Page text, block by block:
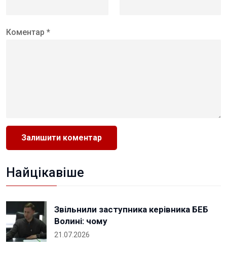
Коментар *
Найцікавіше
Звільнили заступника керівника БЕБ
Волині: чому
21.07.2026